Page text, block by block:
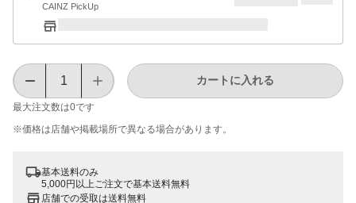
CAINZ PickUp
最大注文数は0です
カートに入れる
※価格は​店舗や​掲載場所で​異なる​場合が​あります。
基本送料のみ
5,000円以上ご注文で基本送料無料
店舗での受取は送料無料